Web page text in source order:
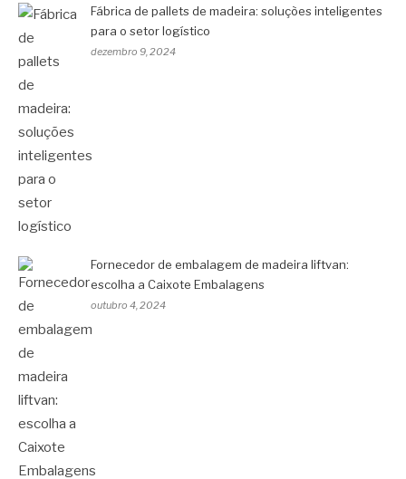
Fábrica de pallets de madeira: soluções inteligentes
para o setor logístico
dezembro 9, 2024
Fornecedor de embalagem de madeira liftvan:
escolha a Caixote Embalagens
outubro 4, 2024